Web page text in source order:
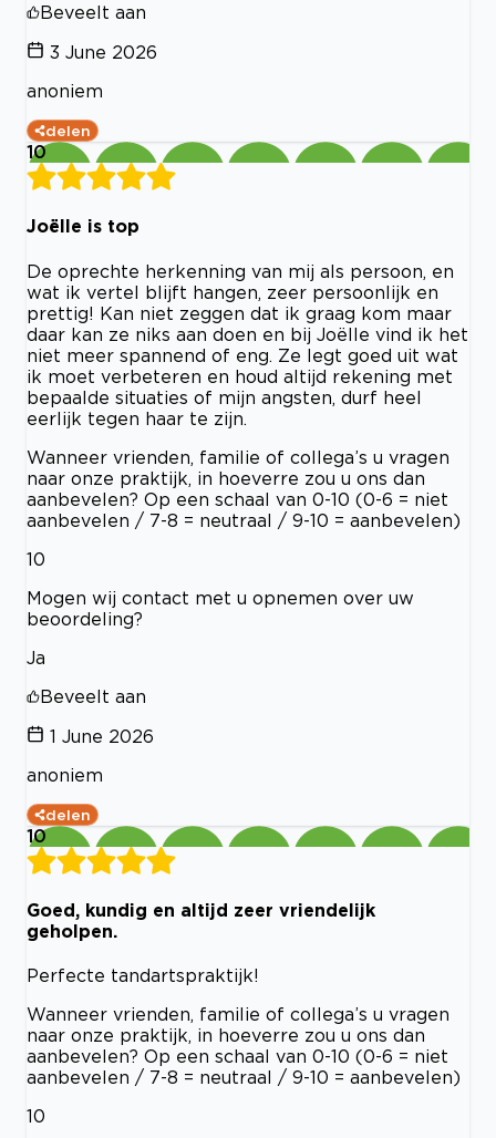
Beveelt aan
3 June 2026
anoniem
delen
10
Joëlle is top
De oprechte herkenning van mij als persoon, en
wat ik vertel blijft hangen, zeer persoonlijk en
prettig! Kan niet zeggen dat ik graag kom maar
daar kan ze niks aan doen en bij Joëlle vind ik het
niet meer spannend of eng. Ze legt goed uit wat
ik moet verbeteren en houd altijd rekening met
bepaalde situaties of mijn angsten, durf heel
eerlijk tegen haar te zijn.
Wanneer vrienden, familie of collega’s u vragen
naar onze praktijk, in hoeverre zou u ons dan
aanbevelen? Op een schaal van 0-10 (0-6 = niet
aanbevelen / 7-8 = neutraal / 9-10 = aanbevelen)
10
Mogen wij contact met u opnemen over uw
beoordeling?
Ja
Beveelt aan
1 June 2026
anoniem
delen
10
Goed, kundig en altijd zeer vriendelijk
geholpen.
Perfecte tandartspraktijk!
Wanneer vrienden, familie of collega’s u vragen
naar onze praktijk, in hoeverre zou u ons dan
aanbevelen? Op een schaal van 0-10 (0-6 = niet
aanbevelen / 7-8 = neutraal / 9-10 = aanbevelen)
10